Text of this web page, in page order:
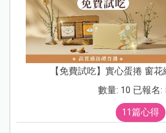
【免費試吃】實心蛋捲 窗
數量: 10 已報名:
11篇心得